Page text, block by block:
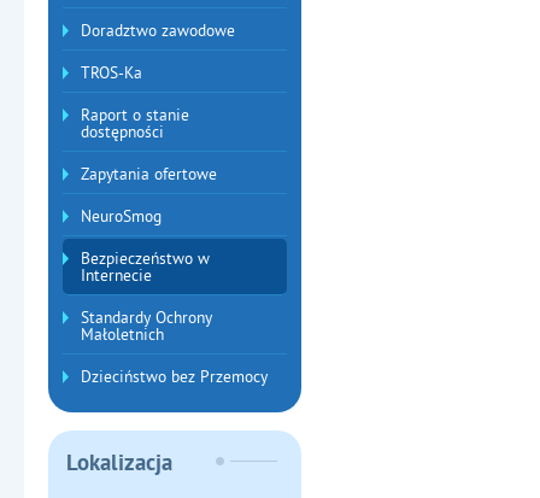
Doradztwo zawodowe
TROS-Ka
Raport o stanie
dostępności
Zapytania ofertowe
NeuroSmog
Bezpieczeństwo w
Internecie
Standardy Ochrony
Małoletnich
Dzieciństwo bez Przemocy
Lokalizacja